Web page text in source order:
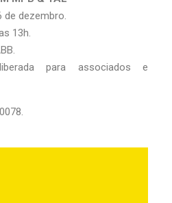
de dezembro.
13h.
para associados e